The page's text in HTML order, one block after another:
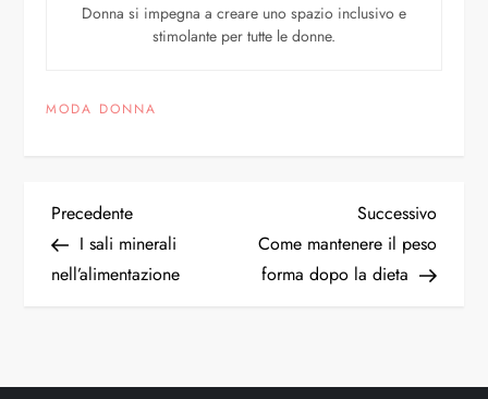
Donna si impegna a creare uno spazio inclusivo e
stimolante per tutte le donne.
MODA DONNA
Precedente
I sali minerali
nell’alimentazione
Successivo
Come mantenere il peso
forma dopo la dieta